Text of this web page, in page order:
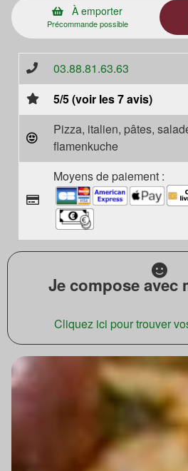
À emporter
Précommande possible
03.88.81.63.63
5/5 (voir les 7 avis)
Pizza, italien, pâtes,
flamenkuche
Moyens de paiement :
Je compose avec
Cliquez ici pour trouver